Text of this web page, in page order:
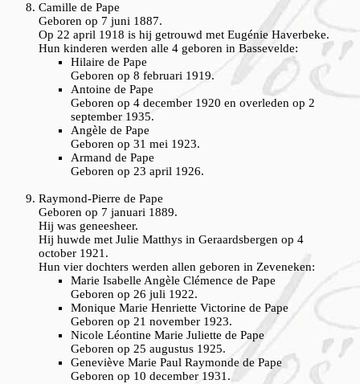
Camille de Pape
Geboren op 7 juni 1887.
Op 22 april 1918 is hij getrouwd met Eugénie Haverbeke.
Hun kinderen werden alle 4 geboren in Bassevelde:
Hilaire de Pape
Geboren op 8 februari 1919.
Antoine de Pape
Geboren op 4 december 1920 en overleden op 2
september 1935.
Angèle de Pape
Geboren op 31 mei 1923.
Armand de Pape
Geboren op 23 april 1926.
Raymond-Pierre de Pape
Geboren op 7 januari 1889.
Hij was geneesheer.
Hij huwde met Julie Matthys in Geraardsbergen op 4
october 1921.
Hun vier dochters werden allen geboren in Zeveneken:
Marie Isabelle Angèle Clémence de Pape
Geboren op 26 juli 1922.
Monique Marie Henriette Victorine de Pape
Geboren op 21 november 1923.
Nicole Léontine Marie Juliette de Pape
Geboren op 25 augustus 1925.
Geneviève Marie Paul Raymonde de Pape
Geboren op 10 december 1931.